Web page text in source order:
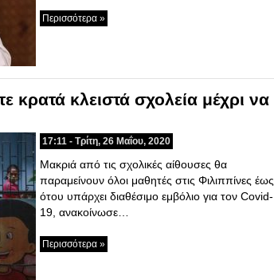
Περισσότερα »
κρατά κλειστά σχολεία μέχρι να
17:11 - Τρίτη, 26 Μαΐου, 2020
Μακριά από τις σχολικές αίθουσες θα
παραμείνουν όλοι μαθητές στις Φιλιππίνες έως
ότου υπάρχει διαθέσιμο εμβόλιο για τον Covid-
19, ανακοίνωσε…
Περισσότερα »